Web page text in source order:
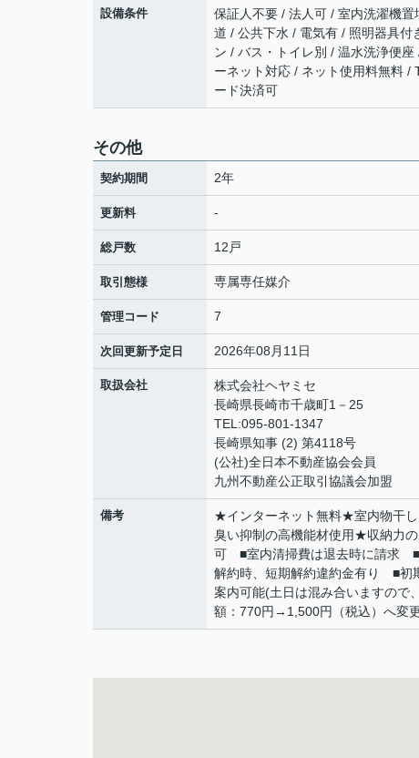
設備条件
保証人不要 / 法人可 / 室内洗濯機
道 / 公共下水 / 電気有 / 照明器具
ン / バス・トイレ別 / 温水洗浄便
ーネット対応 / ネット使用料無料 /
ード決済可
その他
契約期間 2年
更新料 -
総戸数 12戸
取引態様 専属専任媒介
管理コード 7
次回更新予定日 2026年08月11日
取扱会社
株式会社ヘヤミセ
長崎県長崎市千歳町1－25
TEL:095-801-1347
長崎県知事 (2) 第4118号
(公社)全日本不動産協会会員
九州不動産公正取引協議会加盟
備考
★インターネット無料★室内物干
臭い抑制の高機能材使用★収納力
可 ■室内清掃費は退去時に請求
解約時、短期解約違約金有り ■
案内可能(土日は混み合いますの
額：770円→1,500円（税込）へ変